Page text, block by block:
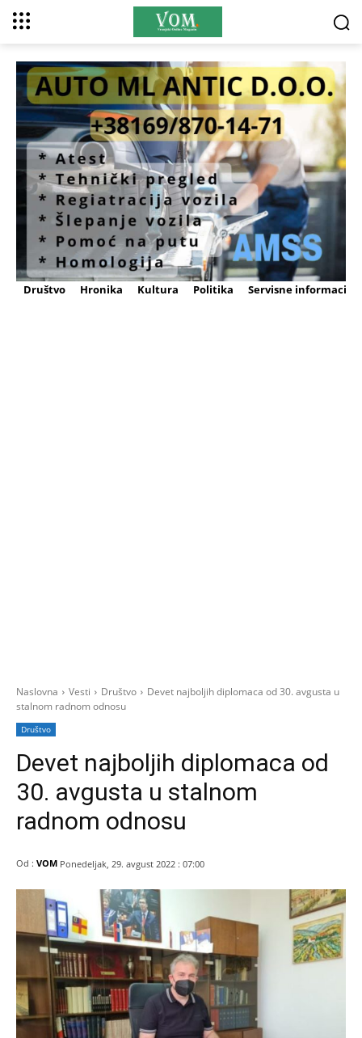
Društvo Hronika Kultura Politika Servisne informacije
Naslovna Vesti Društvo
Devet najboljih diplomaca od 30. avgusta u
stalnom radnom odnosu
Društvo
Devet najboljih diplomaca od
30. avgusta u stalnom
radnom odnosu
Od : VOM Ponedeljak, 29. avgust 2022 : 07:00